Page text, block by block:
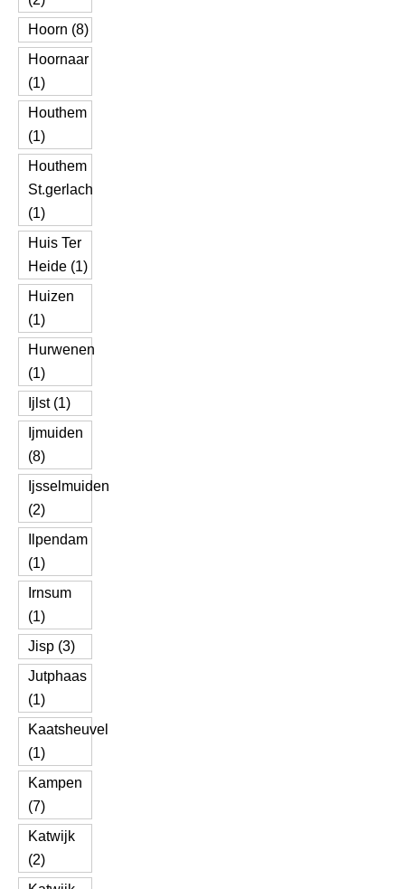
Hoorn (8)
Hoornaar
(1)
Houthem
(1)
Houthem
St.gerlach
(1)
Huis Ter
Heide (1)
Huizen
(1)
Hurwenen
(1)
Ijlst (1)
Ijmuiden
(8)
Ijsselmuiden
(2)
Ilpendam
(1)
Irnsum
(1)
Jisp (3)
Jutphaas
(1)
Kaatsheuvel
(1)
Kampen
(7)
Katwijk
(2)